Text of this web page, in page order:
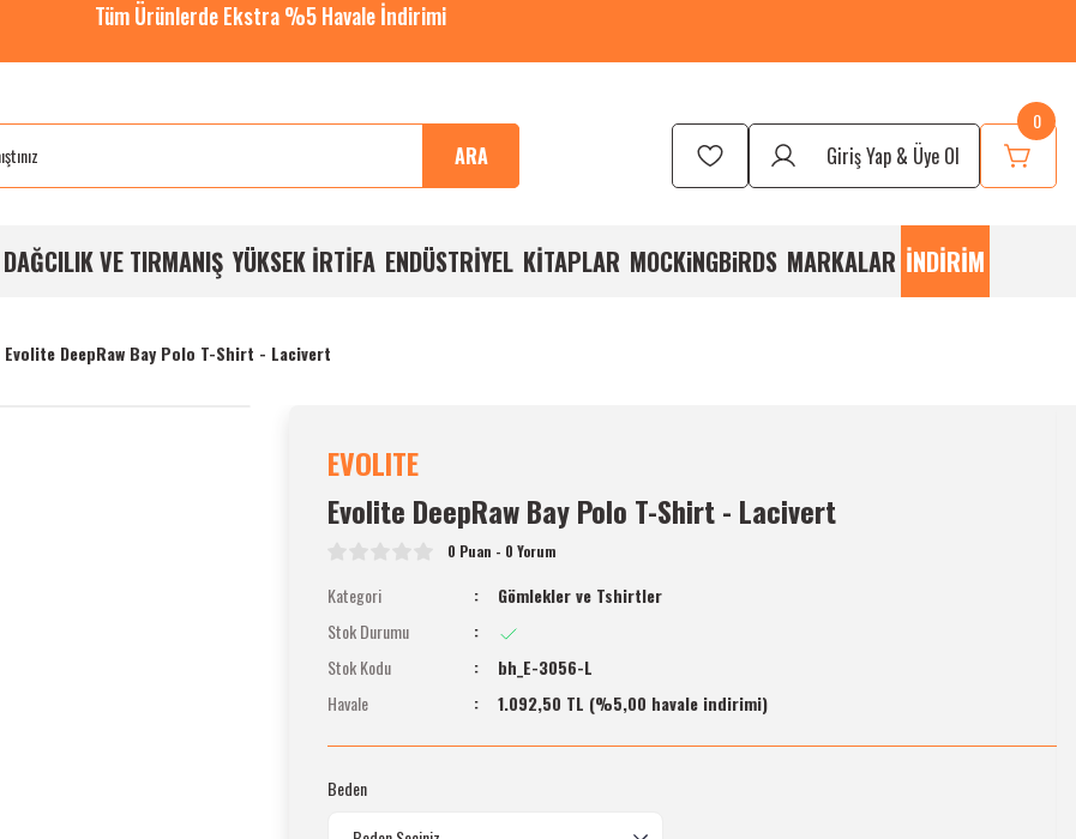
Tüm Ürünlerde Ekstra %5 Havale İndirimi
ARA Giriş Yap & Üye Ol
0
DAĞCILIK VE TIRMANIŞ YÜKSEK İRTİFA ENDÜSTRİYEL KİTAPLAR MOCKiNGBiRDS MARKALAR İNDİRİM
Evolite DeepRaw Bay Polo T-Shirt - Lacivert
EVOLITE
Evolite DeepRaw Bay Polo T-Shirt - Lacivert
0 Puan - 0 Yorum
Kategori
Gömlekler ve Tshirtler
Stok Durumu
Stok Kodu
bh_E-3056-L
Havale
1.092,50 TL (%5,00 havale indirimi)
Beden